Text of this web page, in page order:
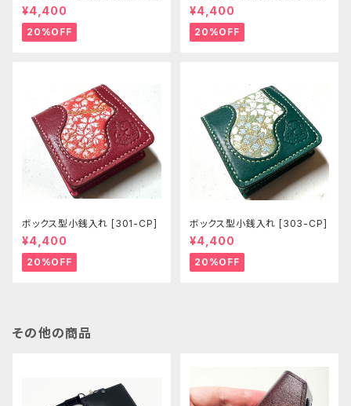
¥4,400
20%OFF
¥4,400
20%OFF
ボックス型小銭入れ [301-CP]
¥4,400
20%OFF
ボックス型小銭入れ [303-CP]
¥4,400
20%OFF
その他の商品